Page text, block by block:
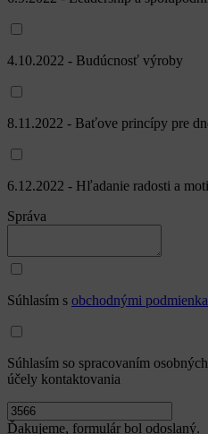
4.10.2022 - Budúcnosť výroby
8.11.2022 - Baťove princípy pre
6.12.2022 - Hľadanie radosti a
Správa
Súhlasím s obchodnými
Súhlasím so spracovaním
účely kontaktovania
Ďakujeme, formulár bol odoslaný.